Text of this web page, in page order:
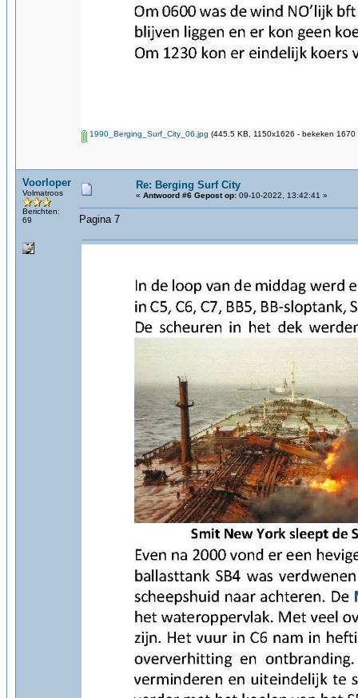
1990_Berging_Surf_City_06.jpg (445.5 KB, 1150x1626 - bekeken 1670
Voorloper
Volmatroos
Berichten:
69
Re: Berging Surf City
« Antwoord #6 Gepost op: 09-10-2022, 13:42:41 »
Pagina 7